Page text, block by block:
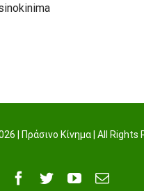
| Πράσινο Κίνημα | All Rights
Facebook
TwitterYouTube
Email